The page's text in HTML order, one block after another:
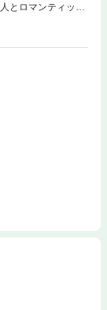
とロマンティック
いきなり、ブライ
トナのオトメのラ
集！！